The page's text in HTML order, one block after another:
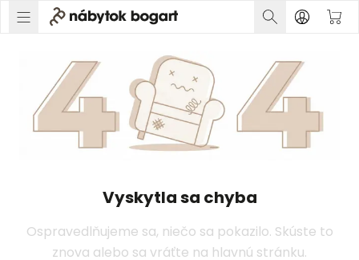
Vyskytla sa chyba
Ospravedlňujeme sa, niečo sa pokazilo. Skúste to
znova alebo sa vráťte na hlavnú stránku.